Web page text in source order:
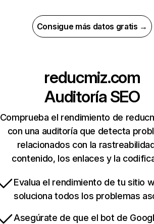
Consigue más datos gratis →
reducmiz.com
Auditoría SEO
Comprueba el rendimiento de
con una auditoría que detecta
relacionados con la
contenido, los enlaces y la
Evalua el rendimiento de tu sitio
soluciona todos los problemas
Asegúrate de que el bot de